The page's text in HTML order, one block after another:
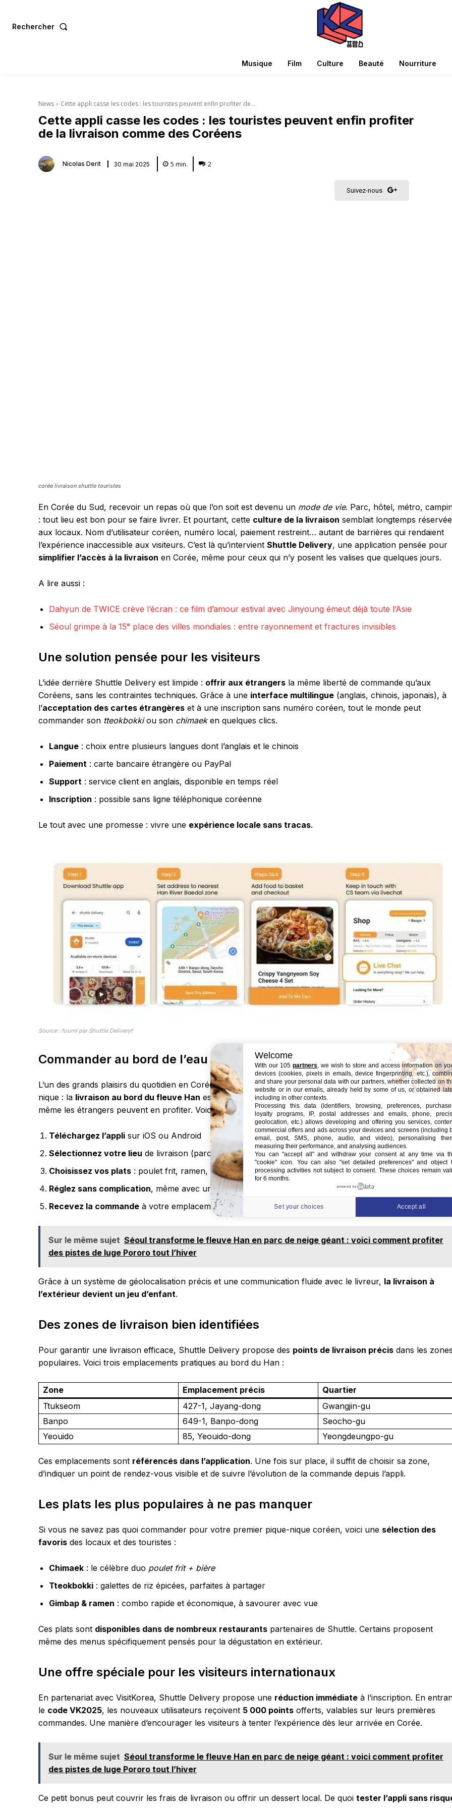
Rechercher
Musique Film Culture Beauté Nourriture
News Cette appli casse les codes : les touristes peuvent enfin profiter de...
Cette appli casse les codes : les touristes peuvent enfin profiter
de la livraison comme des Coréens
Nicolas Derit 30 mai 2025 5 min. 2
Suivez-nous
corée livraison shuttle touristes
En Corée du Sud, recevoir un repas où que l’on soit est devenu un mode de vie. Parc, hôtel, métro,
: tout lieu est bon pour se faire livrer. Et pourtant, cette culture de la livraison semblait longtemps réservée
aux locaux. Nom d’utilisateur coréen, numéro local, paiement restreint… autant de barrières qui rendaient
l’expérience inaccessible aux visiteurs. C’est là qu’intervient Shuttle Delivery, une application pensée pour
simplifier l’accès à la livraison en Corée, même pour ceux qui n’y posent les valises que quelques jours.
A lire aussi :
Dahyun de TWICE crève l’écran : ce film d’amour estival avec Jinyoung émeut déjà toute l’Asie
Séoul grimpe à la 15ᵉ place des villes mondiales : entre rayonnement et fractures invisibles
Une solution pensée pour les visiteurs
L’idée derrière Shuttle Delivery est limpide : offrir aux étrangers la même liberté de commande qu’aux
Coréens, sans les contraintes techniques. Grâce à une interface multilingue (anglais, chinois, japonais), à
l’acceptation des cartes étrangères et à une inscription sans numéro coréen, tout le monde peut
commander son tteokbokkiou son chimaeken quelques clics.
Langue : choix entre plusieurs langues dont l’anglais et le chinois
Paiement : carte bancaire étrangère ou PayPal
Support : service client en anglais, disponible en temps réel
Inscription : possible sans ligne téléphonique coréenne
Le tout avec une promesse : vivre une expérience locale sans tracas.
Source : fourni par Shuttle Deliveryf
Commander au bord de l’eau n’a jamais été aussi simple
L’un des grands plaisirs du quotidien en Corée, c’est de manger dehors. Et pas besoin d’apporter son pique-
nique : la livraison au bord du fleuve Han est devenue une véritable tradition. Grâce à Shuttle Delivery,
même les étrangers peuvent en profiter. Voici unguide simplepour commander un repas en pleine nature
Téléchargez l’appli sur iOS ou Android
Sélectionnez votre lieu de livraison (parc, hôtel, station de métro…)
Choisissez vos plats : poulet frit, ramen, gimbap ou spécialités locales
Réglez sans complication, même avec une carte étrangère
Recevez la commande à votre emplacement grâce au chat en direct
Sur le même sujet Séoul transforme le fleuve Han en parc de neige géant : voici comment profiter
des pistes de luge Pororo tout l’hiver
Grâce à un système de géolocalisation précis et une communication fluide avec le livreur, la livraison à
l’extérieur devient un jeu d’enfant.
Des zones de livraison bien identifiées
Pour garantir une livraison efficace, Shuttle Delivery propose des points de livraison précis dans les
populaires. Voici trois emplacements pratiques au bord du Han :
Zone Emplacement précis
Quartier
Ttukseom
427-1, Jayang-dong
Gwangjin-gu
Banpo
649-1, Banpo-dong
Seocho-gu
Yeouido
85, Yeouido-dong Yeongdeungpo-gu
Ces emplacements sont référencés dans l’application. Une fois sur place, il suffit de choisir sa zone,
d’indiquer un point de rendez-vous visible et de suivre l’évolution de la commande depuis l’appli.
Les plats les plus populaires à ne pas manquer
Si vous ne savez pas quoi commander pour votre premier pique-nique coréen, voici une sélection des
favoris des locaux et des touristes :
Chimaek : le célèbre duo poulet frit + bière
Tteokbokki : galettes de riz épicées, parfaites à partager
Gimbap & ramen : combo rapide et économique, à savourer avec vue
Ces plats sont disponibles dans de nombreux restaurants partenaires de Shuttle. Certains proposent
même des menus spécifiquement pensés pour la dégustation en extérieur.
Une offre spéciale pour les visiteurs internationaux
En partenariat avec VisitKorea, Shuttle Delivery propose une réduction immédiate à l’inscription. En
le code VK2025, les nouveaux utilisateurs reçoivent 5 000 points offerts, valables sur leurs premières
commandes. Une manière d’encourager les visiteurs à tenter l’expérience dès leur arrivée en Corée.
Sur le même sujet Séoul transforme le fleuve Han en parc de neige géant : voici comment profiter
des pistes de luge Pororo tout l’hiver
Ce petit bonus peut couvrir les frais de livraison ou offrir un dessert local. De quoi tester l’appli sans
Welcome
With our 105 partners, we wish to store and access information on
devices (cookies, pixels in emails, device fingerprinting, etc.),
and share your personal data with our partners, whether collected on
website or in our emails, already held by some of us, or obtained
including in other contexts.
Processing this data (identifiers, browsing, preferences,
loyalty programs, IP, postal addresses and emails, phone,
geolocation, etc.) allows developing and offering you services,
commercial offers and ads across your devices and screens (including
email, post, SMS, phone, audio, and video), personalising
measuring their performance, and analysing audiences.
You can "accept all" and withdraw your consent at any time via
"cookie" icon. You can also "set detailed preferences" and object
processing activities not subject to consent. These choices remain
for 6 months.
powered by
Set your choices Accept all